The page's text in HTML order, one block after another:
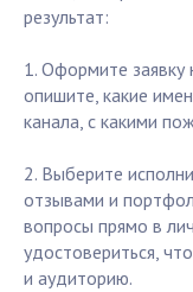
результат:
1. Оформите
опишите, какие
канала, с какими
2. Выберите
отзывами и
вопросы прямо в
удостовериться,
и аудиторию.